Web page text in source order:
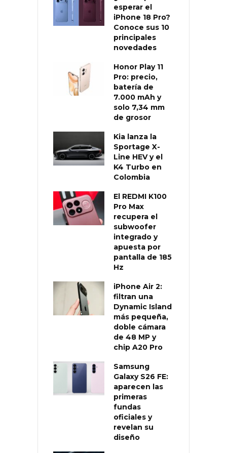
esperar el
iPhone 18 Pro?
Conoce sus 10
principales
novedades
Honor Play 11
Pro: precio,
batería de
7.000 mAh y
solo 7,34 mm
de grosor
Kia lanza la
Sportage X-
Line HEV y el
K4 Turbo en
Colombia
El REDMI K100
Pro Max
recupera el
subwoofer
integrado y
apuesta por
pantalla de 185
Hz
iPhone Air 2:
filtran una
Dynamic Island
más pequeña,
doble cámara
de 48 MP y
chip A20 Pro
Samsung
Galaxy S26 FE:
aparecen las
primeras
fundas
oficiales y
revelan su
diseño